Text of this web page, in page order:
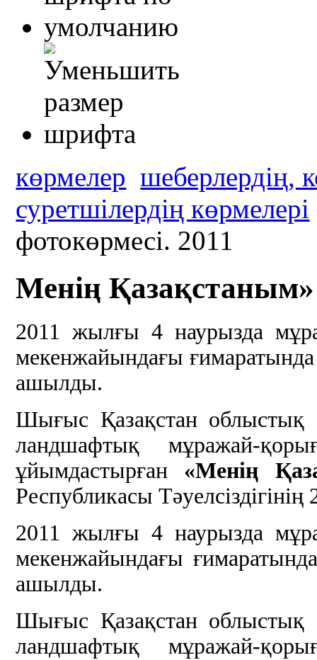
көрмелер шеберлердің,
суретшілердің көрмелері
фотокөрмесі. 2011
Менің Қазақстаным»
2011 жылғы 4 наурызда
мекенжайындағы
ашылды.
Шығыс Қазақстан облыстық
ландшафтық мұражай-
ұйымдастырған «Менің
Республикасы
2011 жылғы 4 наурызда
мекенжайындағы
ашылды.
Шығыс Қазақстан облыстық
ландшафтық мұражай-